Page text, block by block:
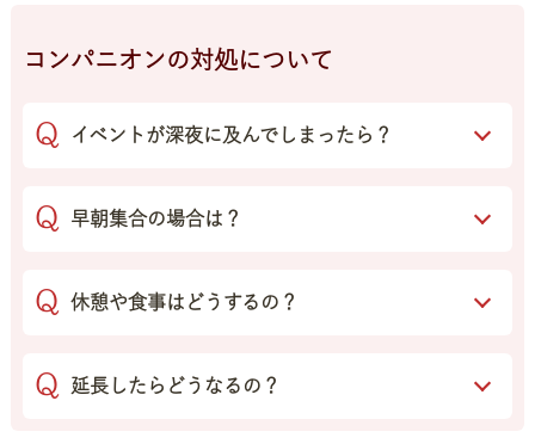
コンパニオンの対処について
イベントが深夜に及んでしまったら？
早朝集合の場合は？
休憩や食事はどうするの？
延長したらどうなるの？